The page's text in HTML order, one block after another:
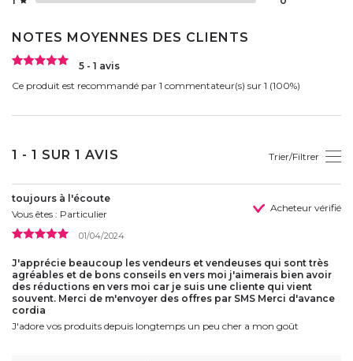
NOTES MOYENNES DES CLIENTS
5 - 1 avis
Ce produit est recommandé par 1 commentateur(s) sur 1 (100%)
1 - 1 SUR 1 AVIS Trier/Filtrer
toujours à l'écoute
Vous êtes : Particulier
Acheteur vérifié
01/04/2024
J'apprécie beaucoup les vendeurs et vendeuses qui sont très
agréables et de bons conseils en vers moi j'aimerais bien avoir
des réductions en vers moi car je suis une cliente qui vient
souvent. Merci de m'envoyer des offres par SMS Merci d'avance
cordia
J'adore vos produits depuis longtemps un peu cher a mon goût